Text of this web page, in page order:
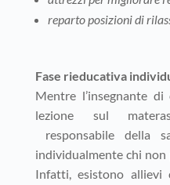
reparto posizioni di
Fase rieducativa
Mentre l’insegnante
lezione sul
responsabile della
individualmente chi
Infatti, esistono allievi